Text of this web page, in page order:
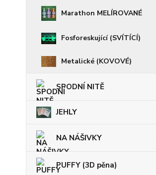
Marathon MELÍROVANÉ
Fosforeskující (SVÍTÍCÍ)
Metalické (KOVOVÉ)
SPODNÍ NITĚ
JEHLY
NA NÁŠIVKY
PUFFY (3D pěna)